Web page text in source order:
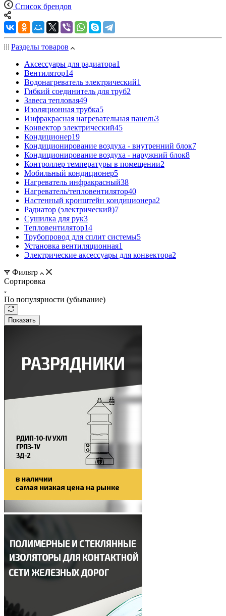
Список брендов
Разделы товаров
Аксессуары для радиатора1
Вентилятор14
Водонагреватель электрический1
Гибкий соединитель для труб2
Завеса тепловая49
Изоляционная трубка5
Инфракрасная нагревательная панель3
Конвектор электрический45
Кондиционер19
Кондиционирование воздуха - внутренний блок7
Кондиционирование воздуха - наружний блок8
Контроллер температуры в помещении2
Мобильный кондиционер5
Нагреватель инфракрасный38
Нагреватель/тепловентилятор40
Настенный кронштейн кондиционера2
Радиатор (электрический)7
Сушилка для рук3
Тепловентилятор14
Трубопровод для сплит системы5
Установка вентиляционная1
Электрические аксессуары для конвектора2
Фильтр
Сортировка
По популярности (убывание)
Показать